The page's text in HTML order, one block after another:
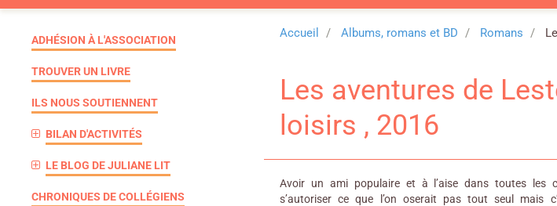
Accueil Albums, romans et BD Romans
Les aventures de
loisirs , 2016
Avoir un ami populaire et à l’aise dans toutes les
s’autoriser ce que l’on oserait pas tout seul mais
ADHÉSION À L'ASSOCIATION
TROUVER UN LIVRE
ILS NOUS SOUTIENNENT
BILAN D'ACTIVITÉS
LE BLOG DE JULIANE LIT
CHRONIQUES DE COLLÉGIENS